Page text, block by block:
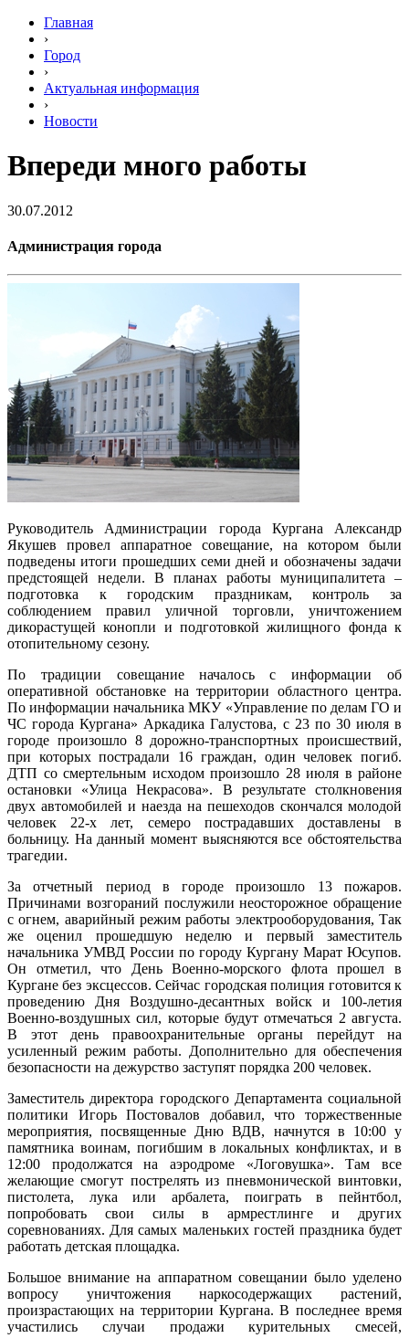
Главная
›
Город
›
Актуальная информация
›
Новости
Впереди много работы
30.07.2012
Администрация города
Руководитель Администрации города Кургана Александр
Якушев провел аппаратное совещание, на котором были
подведены итоги прошедших семи дней и обозначены задачи
предстоящей недели. В планах работы муниципалитета –
подготовка к городским праздникам, контроль за
соблюдением правил уличной торговли, уничтожением
дикорастущей конопли и подготовкой жилищного фонда к
отопительному сезону.
По традиции совещание началось с информации об
оперативной обстановке на территории областного центра.
По информации начальника МКУ «Управление по делам ГО и
ЧС города Кургана» Аркадика Галустова, с 23 по 30 июля в
городе произошло 8 дорожно-транспортных происшествий,
при которых пострадали 16 граждан, один человек погиб.
ДТП со смертельным исходом произошло 28 июля в районе
остановки «Улица Некрасова». В результате столкновения
двух автомобилей и наезда на пешеходов скончался молодой
человек 22-х лет, семеро пострадавших доставлены в
больницу. На данный момент выясняются все обстоятельства
трагедии.
За отчетный период в городе произошло 13 пожаров.
Причинами возгораний послужили неосторожное обращение
с огнем, аварийный режим работы электрооборудования, Так
же оценил прошедшую неделю и первый заместитель
начальника УМВД России по городу Кургану Марат Юсупов.
Он отметил, что День Военно-морского флота прошел в
Кургане без эксцессов. Сейчас городская полиция готовится к
проведению Дня Воздушно-десантных войск и 100-летия
Военно-воздушных сил, которые будут отмечаться 2 августа.
В этот день правоохранительные органы перейдут на
усиленный режим работы. Дополнительно для обеспечения
безопасности на дежурство заступят порядка 200 человек.
Заместитель директора городского Департамента социальной
политики Игорь Постовалов добавил, что торжественные
мероприятия, посвященные Дню ВДВ, начнутся в 10:00 у
памятника воинам, погибшим в локальных конфликтах, и в
12:00 продолжатся на аэродроме «Логовушка». Там все
желающие смогут пострелять из пневмонической винтовки,
пистолета, лука или арбалета, поиграть в пейнтбол,
попробовать свои силы в армрестлинге и других
соревнованиях. Для самых маленьких гостей праздника будет
работать детская площадка.
Большое внимание на аппаратном совещании было уделено
вопросу уничтожения наркосодержащих растений,
произрастающих на территории Кургана. В последнее время
участились случаи продажи курительных смесей,